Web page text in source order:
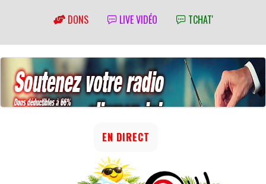
DONS LIVE VIDÉO TCHAT'
EN DIRECT